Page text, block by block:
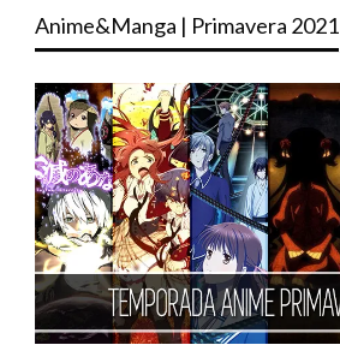
Anime&Manga | Primavera 2021